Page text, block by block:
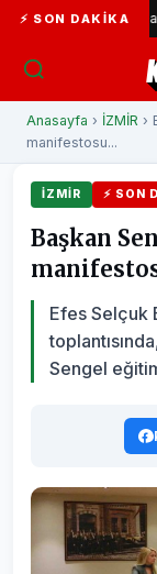
⚡ SON DAKIKA
çarşının nasırlı
Anasayfa › İZMİR ›
manifestosu...
İZMİR ⚡ SON
Başkan
Efes Selçuk
Sengel